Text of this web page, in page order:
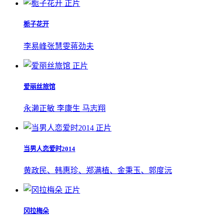
正片
栀子花开
李易峰张慧雯蒋劲夫
正片
爱丽丝旅馆
永濑正敏 李康生 马志翔
正片
当男人恋爱时2014
黄政民、韩惠珍、郑满植、金秉玉、郭度沅
正片
冈拉梅朵